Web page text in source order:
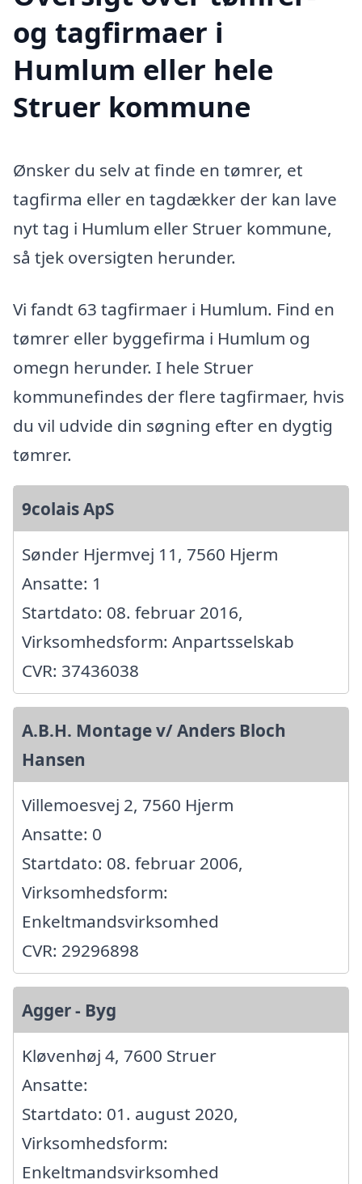
og tagfirmaer i
Humlum eller hele
Struer kommune
Ønsker du selv at finde en tømrer, et
tagfirma eller en tagdækker der kan lave
nyt tag i Humlum eller Struer kommune,
så tjek oversigten herunder.
Vi fandt 63 tagfirmaer i Humlum. Find en
tømrer eller byggefirma i Humlum og
omegn herunder. I hele Struer
kommunefindes der flere tagfirmaer, hvis
du vil udvide din søgning efter en dygtig
tømrer.
9colais ApS
Sønder Hjermvej 11, 7560 Hjerm
Ansatte: 1
Startdato: 08. februar 2016,
Virksomhedsform: Anpartsselskab
CVR: 37436038
A.B.H. Montage v/ Anders Bloch
Hansen
Villemoesvej 2, 7560 Hjerm
Ansatte: 0
Startdato: 08. februar 2006,
Virksomhedsform:
Enkeltmandsvirksomhed
CVR: 29296898
Agger - Byg
Kløvenhøj 4, 7600 Struer
Ansatte:
Startdato: 01. august 2020,
Virksomhedsform:
Enkeltmandsvirksomhed